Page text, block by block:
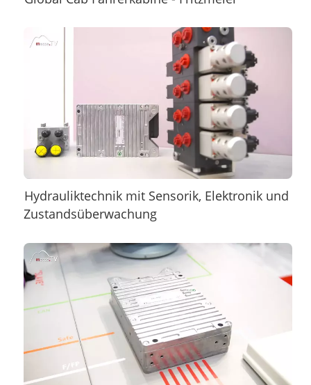
Hydrauliktechnik mit Sensorik, Elektronik und
Zustandsüberwachung